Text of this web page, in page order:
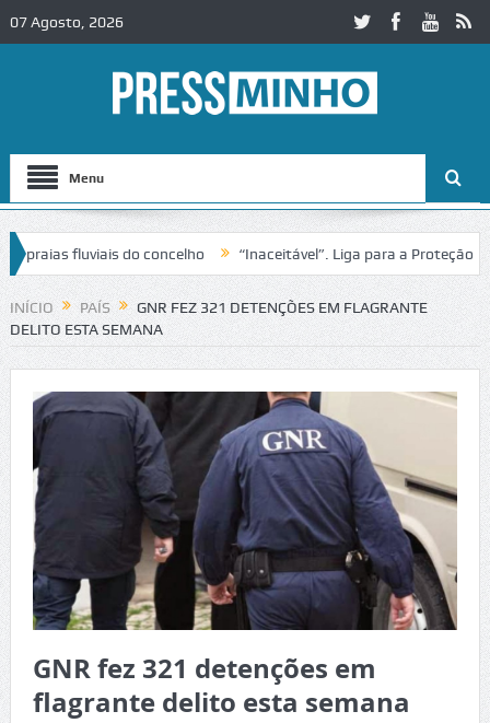
07 Agosto, 2026
Menu
fluviais do concelho “Inaceitável”. Liga para a Proteção da
INÍCIO PAÍS
GNR FEZ 321 DETENÇÕES EM FLAGRANTE
DELITO ESTA SEMANA
GNR fez 321 detenções em
flagrante delito esta semana